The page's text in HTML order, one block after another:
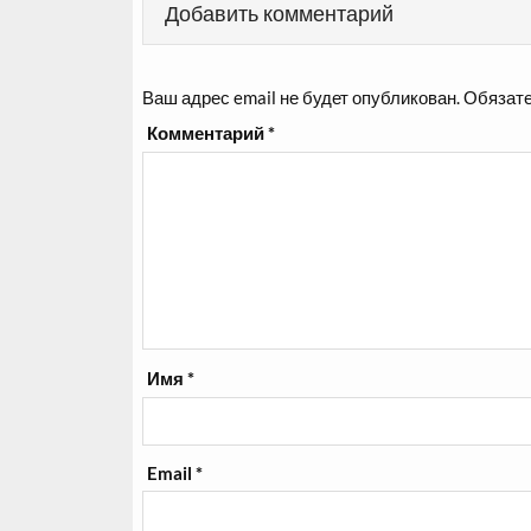
Добавить комментарий
Ваш адрес email не будет опубликован.
Комментарий*
Имя*
Email*